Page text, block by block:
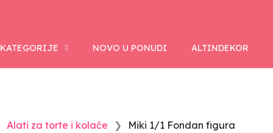
KATEGORIJE NOVO U PONUDI ALTINDEKOR
Alati za torte i kolače Miki 1/1 Fondan figura